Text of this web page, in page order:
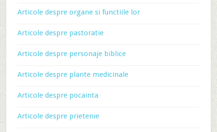
Articole despre organe si functiile lor
Articole despre pastoratie
Articole despre personaje biblice
Articole despre plante medicinale
Articole despre pocainta
Articole despre prietenie